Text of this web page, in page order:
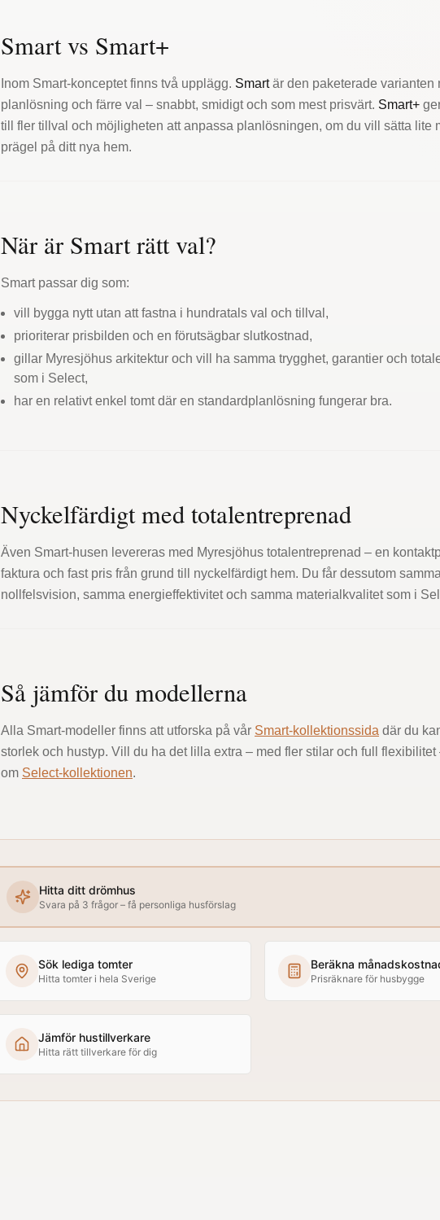
Smart vs Smart+
Inom Smart-konceptet finns två upplägg. Smartär den paketerade varianten
planlösning och färre val – snabbt, smidigt och som mest prisvärt. Smart+
till fler tillval och möjligheten att anpassa planlösningen, om du vill sätta lite
prägel på ditt nya hem.
När är Smart rätt val?
Smart passar dig som:
vill bygga nytt utan att fastna i hundratals val och tillval,
prioriterar prisbilden och en förutsägbar slutkostnad,
gillar Myresjöhus arkitektur och vill ha samma trygghet, garantier och
som i Select,
har en relativt enkel tomt där en standardplanlösning fungerar bra.
Nyckelfärdigt med totalentreprenad
Även Smart-husen levereras med Myresjöhus totalentreprenad – en
faktura och fast pris från grund till nyckelfärdigt hem. Du får dessutom
nollfelsvision, samma energieffektivitet och samma materialkvalitet som i
Så jämför du modellerna
Alla Smart-modeller finns att utforska på vår Smart-kollektionssida där du
storlek och hustyp. Vill du ha det lilla extra – med fler stilar och full flexibilitet
om Select-kollektionen.
Hitta ditt drömhus
Svara på 3 frågor – få personliga husförslag
Sök lediga tomter
Hitta tomter i hela Sverige
Beräkna
Prisräknare för husbygge
Jämför hustillverkare
Hitta rätt tillverkare för dig